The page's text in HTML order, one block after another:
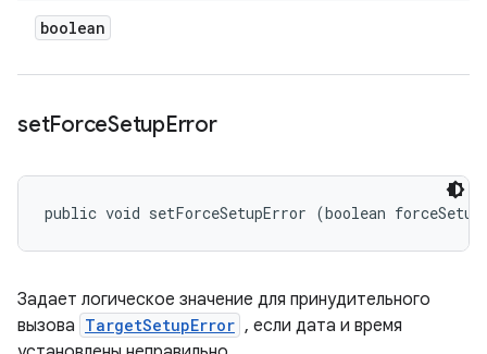
boolean
setForceSetupError
public void setForceSetupError (boolean
Задает логическое значение для принудительного
вызова TargetSetupError , если дата и время